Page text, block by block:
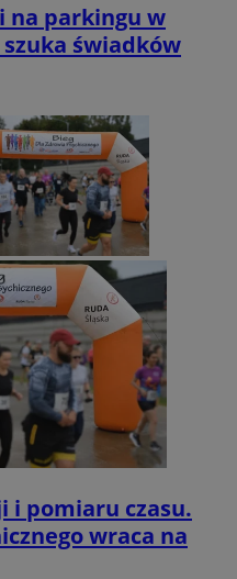
na parkingu w
świadków
i pomiaru czasu.
wraca na